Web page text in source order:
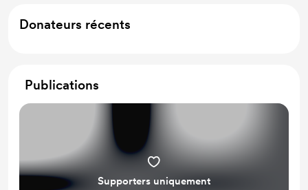
Donateurs récents
Publications
Supporters uniquement